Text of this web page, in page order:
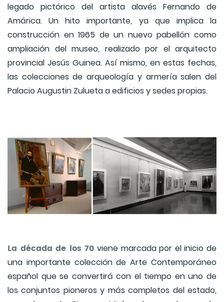
legado pictórico del artista alavés Fernando de
Amárica. Un hito importante, ya que implica la
construcción en 1965 de un nuevo pabellón como
ampliación del museo, realizado por el arquitecto
provincial Jesús Guinea. Así mismo, en estas fechas,
las colecciones de arqueología y armería salen del
Palacio Augustin Zulueta a edificios y sedes propias.
La década de los 70 viene marcada por el inicio de
una importante colección de Arte Contemporáneo
español que se convertirá con el tiempo en uno de
los conjuntos pioneros y más completos del estado,